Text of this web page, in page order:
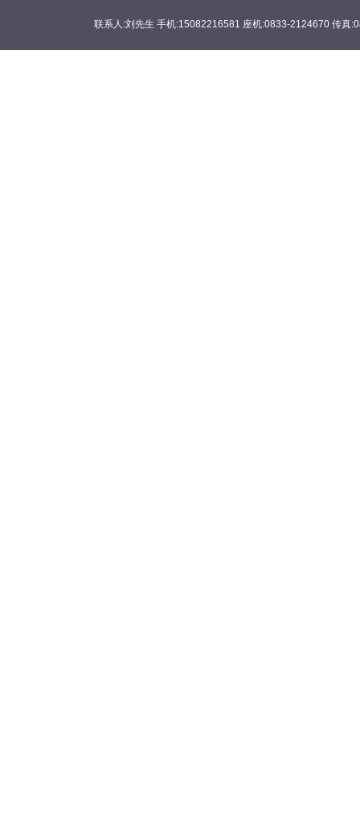
联系人:刘先生 手机:15082216581 座机:0833-2124670 传真